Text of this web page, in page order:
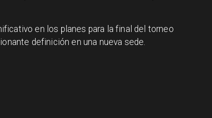
en los planes para la final del torneo
definición en una nueva sede.